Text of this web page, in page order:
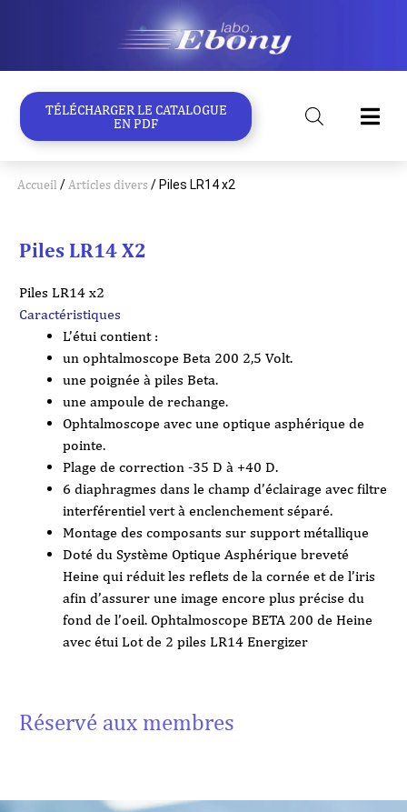
TÉLÉCHARGER LE CATALOGUE
EN PDF
Accueil /Articles divers / Piles LR14 x2
Piles LR14 X2
Piles LR14 x2
Caractéristiques
L’étui contient :
un ophtalmoscope Beta 200 2,5 Volt.
une poignée à piles Beta.
une ampoule de rechange.
Ophtalmoscope avec une optique asphérique de
pointe.
Plage de correction -35 D à +40 D.
6 diaphragmes dans le champ d’éclairage avec filtre
interférentiel vert à enclenchement séparé.
Montage des composants sur support métallique
Doté du Système Optique Asphérique breveté
Heine qui réduit les reflets de la cornée et de l’iris
afin d’assurer une image encore plus précise du
fond de l’oeil. Ophtalmoscope BETA 200 de Heine
avec étui Lot de 2 piles LR14 Energizer
Réservé aux membres